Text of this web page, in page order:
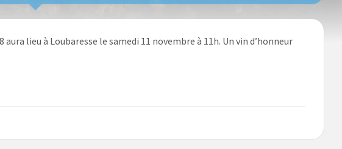
lieu à Loubaresse le samedi 11 novembre à 11h. Un vin d’honneur